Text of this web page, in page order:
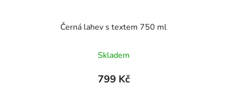
Černá lahev s textem 750 ml
Skladem
799 Kč